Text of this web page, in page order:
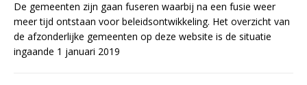
De gemeenten zijn gaan fuseren waarbij na een fusie weer
meer tijd ontstaan voor beleidsontwikkeling. Het overzicht van
de afzonderlijke gemeenten op deze website is de situatie
ingaande 1 januari 2019